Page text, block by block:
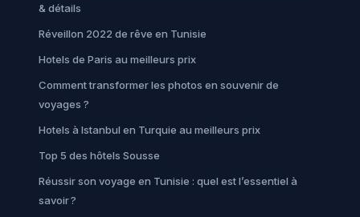
& détails
Réveillon 2022 de rêve en Tunisie
Hotels de Paris au meilleurs prix
Comment transformer les photos en souvenir de
voyages ?
Hotels à Istanbul en Turquie au meilleurs prix
Top 5 des hôtels Sousse
Réussir son voyage en Tunisie : quel est l’essentiel à
savoir ?